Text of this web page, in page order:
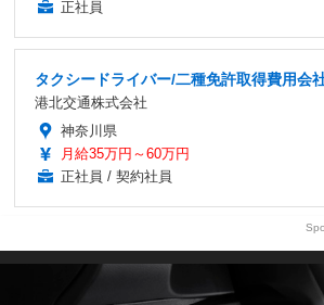
正社員
タクシードライバー/二種免許取得費用会
港北交通株式会社
神奈川県
月給35万円～60万円
正社員 / 契約社員